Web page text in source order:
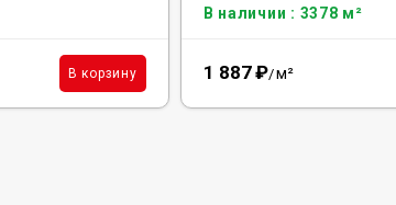
В корзину
В наличии : 3378 м²
1 887₽/м²